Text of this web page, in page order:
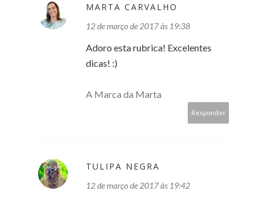
MARTA CARVALHO
12 de março de 2017 às 19:38
Adoro esta rubrica! Excelentes
dicas! :)
A Marca da Marta
Responder
TULIPA NEGRA
12 de março de 2017 às 19:42